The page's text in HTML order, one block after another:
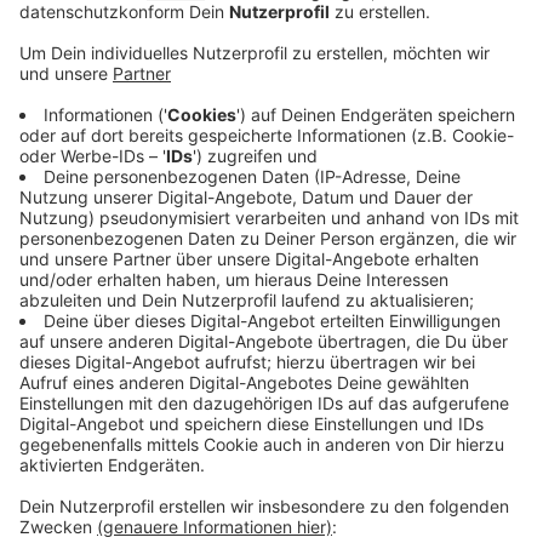
Ab Donnerstag (14.11.24) kann der Wintersport in der
Euskirchener City wieder gespielt werden.
Weil die Nachfrage vergangenes Jahr so hoch war, hat
das Stadtmarketing eine zweite Bahn angeschafft.
Die zwei Bahnen haben bis Jahresende geöffnet.
Die Verantwortlichen sprechen von einem
klimafreundlichen Teamsport. Denn es handelt sich um
Kunsteisbahnen, die weder Strom noch Wasser
brauchen. Die Eisstockbahnen am Gardebrunnen haben
täglich ab 14 Uhr geöffnet. Noch mehr Informationen
dazu findet ihrhier.
Anzeige